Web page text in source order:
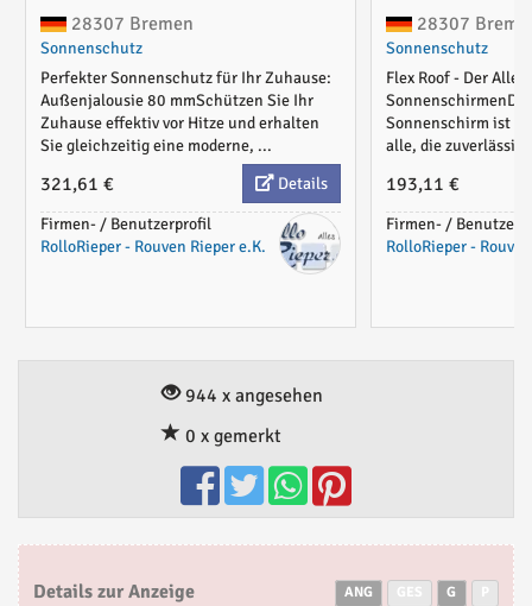
28307 Bremen
Sonnenschutz
Perfekter Sonnenschutz für Ihr Zuhause:
Außenjalousie 80 mmSchützen Sie Ihr
Zuhause effektiv vor Hitze und erhalten
Sie gleichzeitig eine moderne, ...
321,61 €
Details
Firmen- / Benutzerprofil
RolloRieper - Rouven Rieper e.K.
28307
Sonnenschutz
Flex Roof - Der
Sonnenschirm ist
alle, die
193,11 €
Firmen- /
RolloRieper -
944 x angesehen
0 x gemerkt
Details zur Anzeige ANG G